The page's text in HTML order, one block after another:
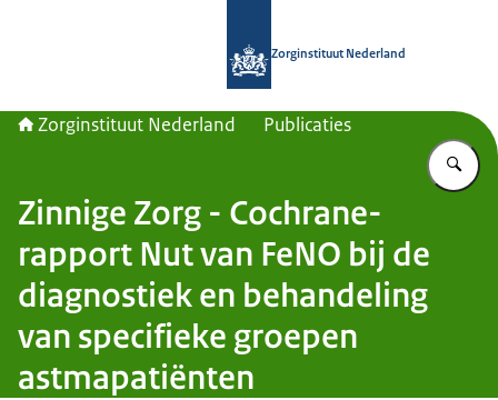
Zorginstituut Nederland
Zorginstituut Nederland Publicaties
Zinnige Zorg - Cochrane-
rapport Nut van FeNO bij de
diagnostiek en behandeling
van specifieke groepen
astmapatiënten